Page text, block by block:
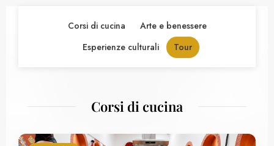
Corsi di cucina
Arte e benessere
Esperienze culturali
Tour
Corsi di cucina